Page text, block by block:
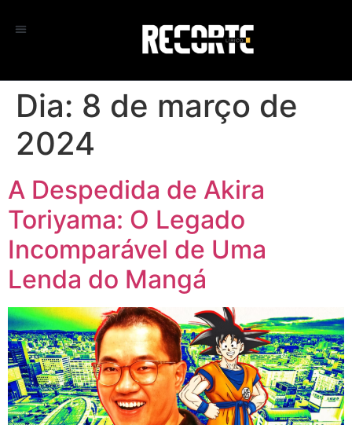
Dia: 8 de março de
2024
A Despedida de Akira
Toriyama: O Legado
Incomparável de Uma
Lenda do Mangá